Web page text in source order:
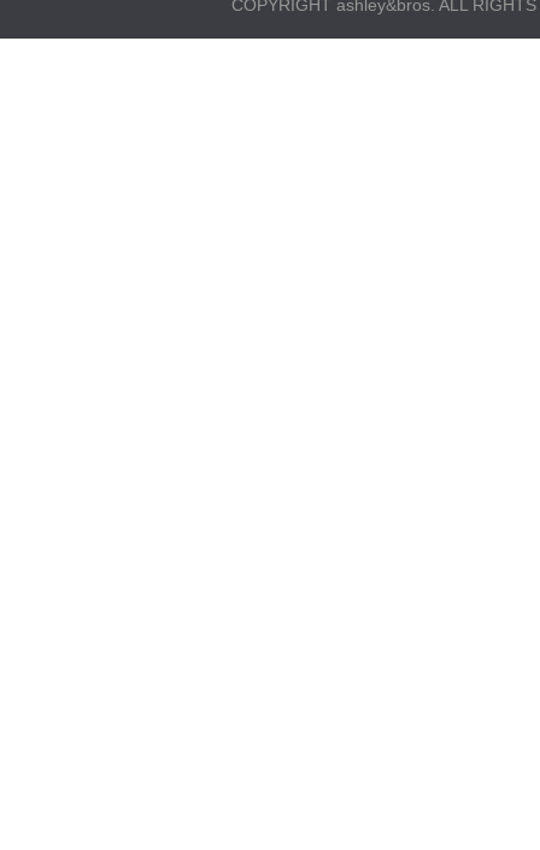
COPYRIGHT ashley&bros. ALL